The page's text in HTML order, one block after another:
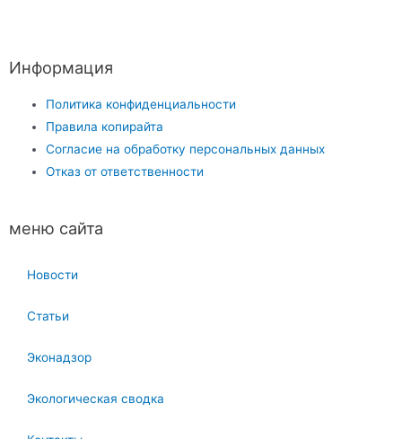
Информация
Политика конфиденциальности
Правила копирайта
Согласие на обработку персональных данных
Отказ от ответственности
меню сайта
Новости
Статьи
Эконадзор
Экологическая сводка